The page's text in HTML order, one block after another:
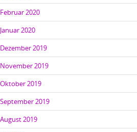
Februar 2020
Januar 2020
Dezember 2019
November 2019
Oktober 2019
September 2019
August 2019